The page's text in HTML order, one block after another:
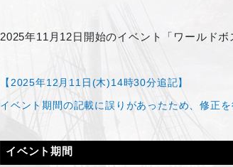
2025年11月12日開始のイベント「ワールド
【2025年12月11日(木)14時30分追記】
イベント期間の記載に誤りがあったため、修正を
イベント期間